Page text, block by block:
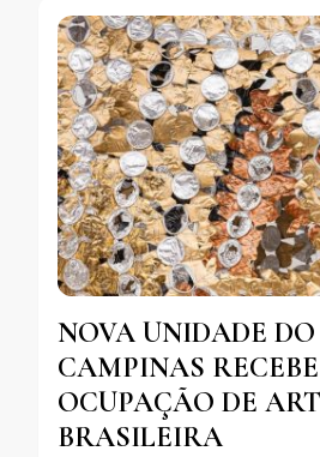
NOVA UNIDADE
CAMPINAS RECEBE
OCUPAÇÃO DE
BRASILEIRA